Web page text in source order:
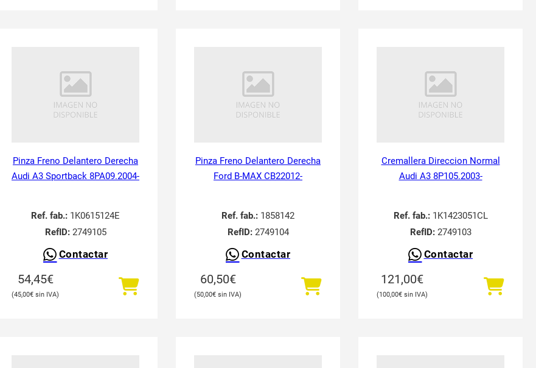
Pinza Freno Delantero Derecha
Audi A3 Sportback 8PA09.2004-
Ref. fab.: 1K0615124E
RefID:2749105
Contactar
54,45€
45,00€
Pinza Freno Delantero Derecha
Ford B-MAX CB22012-
Ref. fab.: 1858142
RefID:2749104
Contactar
60,50€
50,00€
Cremallera Direccion Normal
Audi A3 8P105.2003-
Ref. fab.:1K1423051CL
RefID:2749103
Contactar
121,00€
100,00€